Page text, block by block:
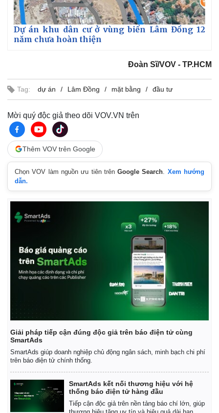
Kinh tế
Bất động sản
Khởi nghiệp
Tiêu dùng
Tỷ giá
Dự án khu dân cư ở vùng biển Lâm Đồng 12
năm chưa hoàn thiện
Đoàn Sĩ/VOV - TP.HCM
Tag: dự án Lâm Đồng mặt bằng đầu tư
Mời quý độc giả theo dõi VOV.VN trên
Thêm VOV trên Google
Chọn VOV làm nguồn ưu tiên trênGoogle Search
Xem hướng
dẫn.
Giải pháp tiếp cận đúng độc giả trên báo điện tử cùng
SmartAds
SmartAds giúp doanh nghiệp chủ động ngân sách, minh bạch chi phí
trên báo điện tử chính thống.
SmartAds kết nối thương hiệu với hệ
thống báo điện tử hàng đầu
Tiếp cận độc giả trên nền tảng báo chí lớn, giúp